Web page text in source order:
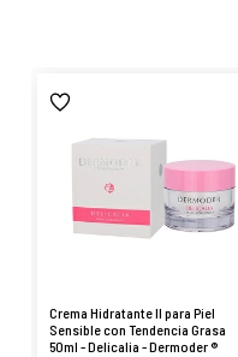
Crema Hidratante II para Piel
Sensible con Tendencia Grasa
50ml - Delicalia - Dermoder ®